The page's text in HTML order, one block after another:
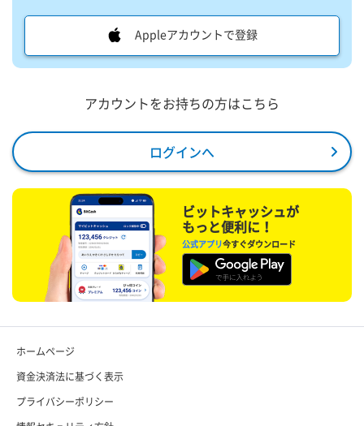
Appleアカウントで登録
アカウントをお持ちの方はこちら
ログインへ
ビットキャッシュが
もっと便利に！
公式アプリ今すぐダウンロード
ホームページ
資金決済法に基づく表示
プライバシーポリシー